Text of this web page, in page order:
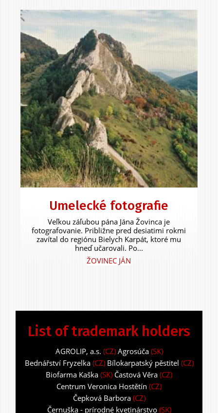
Umelecké fotografie
Veľkou záľubou pána Jána Žovinca je
fotografovanie. Približne pred desiatimi rokmi
zavítal do regiónu Bielych Karpát, ktoré mu
hneď učarovali. Po...
ŽOVINEC JÁN
List of trademark holders
AGROLIP, a.s. (CZ) Agrosúča(SK)
Bednářství Fryzelka(CZ) Bílokarpatský pěstitel (CZ)
Biofarma Kaška (SK) Častová Věra (CZ)
Centrum Veronica Hostětín (CZ)
Čepková Barbora(CZ)
Černuška - prírodné kvetinárstvo(SK)